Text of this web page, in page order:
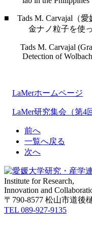
■ Tads M. Carvajal（愛
金ナノ粒子を使った
Tads M. Carvajal
Detection of
LaMerホームページ
LaMer研究集会（第4
前へ
一覧へ戻る
次へ
Institute for Research,
Innovation and
〒790-8577 松山市道後
TEL 089-927-9135